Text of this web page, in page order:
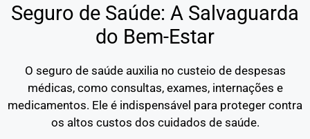
Seguro de Saúde: A Salvaguarda
do Bem-Estar
O seguro de saúde auxilia no custeio de despesas
médicas, como consultas, exames, internações e
medicamentos. Ele é indispensável para proteger contra
os altos custos dos cuidados de saúde.